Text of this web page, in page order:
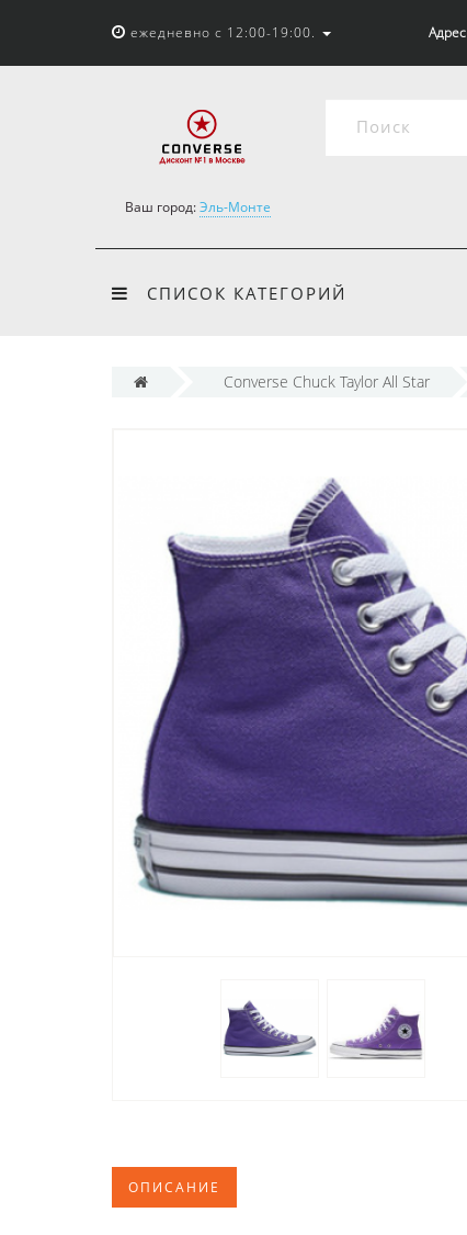
ежедневно с 12:00-19:00.
Ваш город:Эль-Монте
СПИСОК КАТЕГОРИЙ
Converse Chuck Taylor All Star
ОПИСАНИЕ